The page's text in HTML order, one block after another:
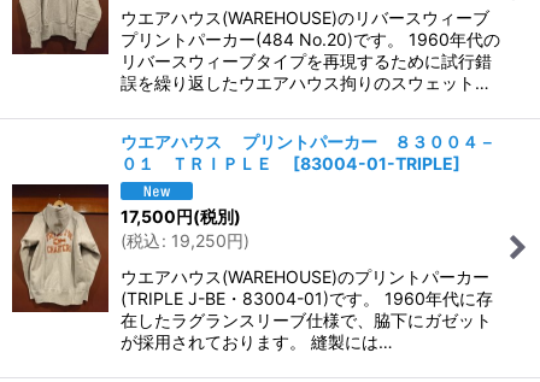
ウエアハウス(WAREHOUSE)のリバースウィーブ
プリントパーカー(484 No.20)です。 1960年代の
リバースウィーブタイプを再現するために試行錯
誤を繰り返したウエアハウス拘りのスウェット…
ウエアハウス プリントパーカー ８３００４－
０１ ＴＲＩＰＬＥ
[83004-01-TRIPLE]
17,500円(税別)
(税込: 19,250円)
ウエアハウス(WAREHOUSE)のプリントパーカー
(TRIPLE J-BE・83004-01)です。 1960年代に存
在したラグランスリーブ仕様で、脇下にガゼット
が採用されております。 縫製には…